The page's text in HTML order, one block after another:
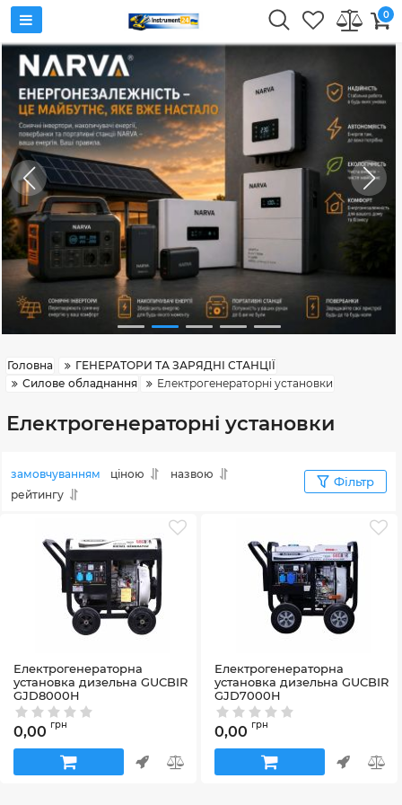
0
Головна
ГЕНЕРАТОРИ ТА ЗАРЯДНІ СТАНЦІЇ
Силове обладнання
Електрогенераторні установки
Електрогенераторні установки
замовчуванням ціною
назвою
рейтингу
Фільтр
Електрогенераторна
установка дизельна GUCBIR
GJD8000H
Артикул:853029
0,00 грн
Електрогенераторна
установка дизельна GUCBIR
GJD7000H
Артикул:853028
0,00 грн